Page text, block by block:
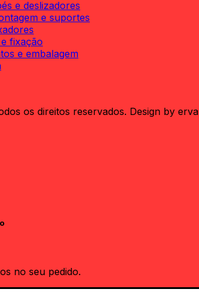
e deslizadores
e suportes
fixação
e embalagem
os direitos reservados. Design by erva
no seu pedido.